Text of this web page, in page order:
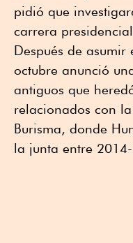
pidió que
carrera
Después de asumir
octubre anunció
antiguos que
relacionados con
Burisma, donde
la junta entre